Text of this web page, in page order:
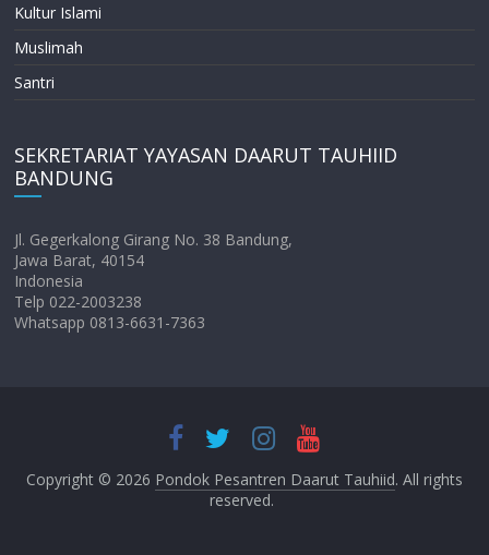
Kultur Islami
Muslimah
Santri
SEKRETARIAT YAYASAN DAARUT TAUHIID
BANDUNG
Jl. Gegerkalong Girang No. 38 Bandung,
Jawa Barat, 40154
Indonesia
Telp 022-2003238
Whatsapp 0813-6631-7363
Copyright © 2026 Pondok Pesantren Daarut Tauhiid. All rights
reserved.